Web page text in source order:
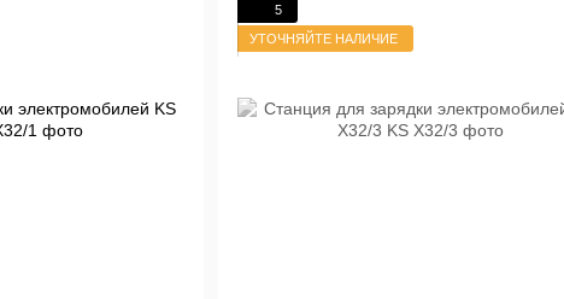
5
УТОЧНЯЙТЕ НАЛИЧИЕ